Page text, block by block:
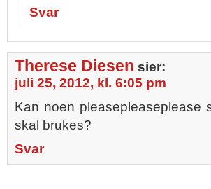
Svar
Therese Diesen sier:
juli 25, 2012, kl. 6:05 pm
Kan noen pleasepleaseplease
skal brukes?
Svar